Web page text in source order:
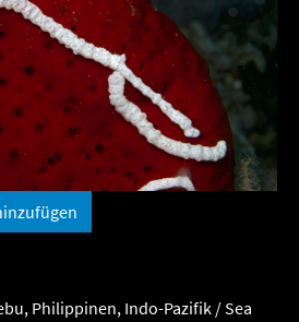
Philippinen, Indo-Pazifik / Sea